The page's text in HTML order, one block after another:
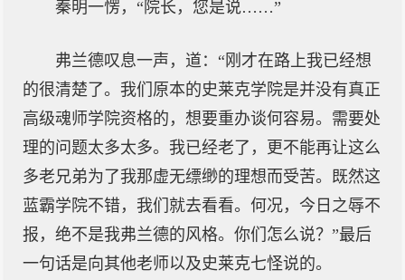
秦明一愣，“院长，您是说……”
弗兰德叹息一声，道：“刚才在路上我已经想
的很清楚了。我们原本的史莱克学院是并没有真正
高级魂师学院资格的，想要重办谈何容易。需要处
理的问题太多太多。我已经老了，更不能再让这么
多老兄弟为了我那虚无缥缈的理想而受苦。既然这
蓝霸学院不错，我们就去看看。何况，今日之辱不
报，绝不是我弗兰德的风格。你们怎么说？”最后
一句话是向其他老师以及史莱克七怪说的。